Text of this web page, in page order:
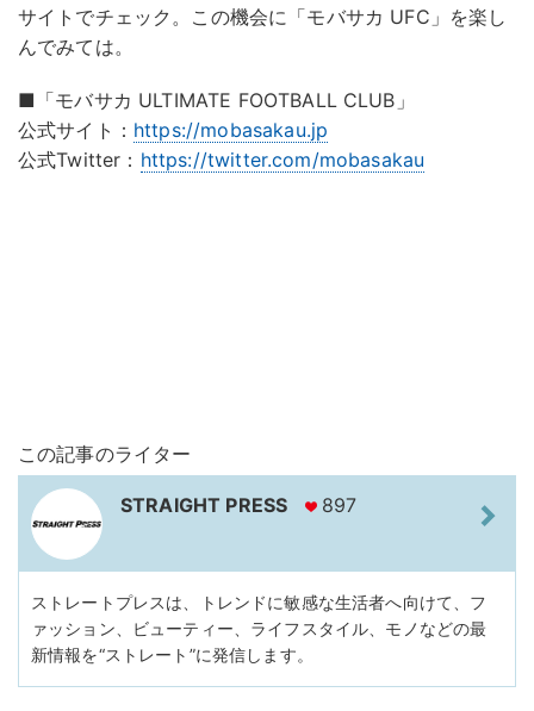
サイトでチェック。この機会に「モバサカ UFC」を楽し
んでみては。
■「モバサカ ULTIMATE FOOTBALL CLUB」
公式サイト： https://mobasakau.jp
公式Twitter： https://twitter.com/mobasakau
この記事のライター
STRAIGHT PRESS 897
ストレートプレスは、トレンドに敏感な生活者へ向けて、フ
ァッション、ビューティー、ライフスタイル、モノなどの最
新情報を“ストレート”に発信します。